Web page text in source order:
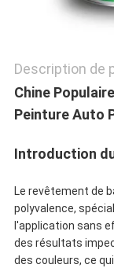
POLITIQUE
Description de
Chine
Peinture Auto
Introduction
Le revêtement de
polyvalence,
l'application sans
des résultats
des couleurs, ce